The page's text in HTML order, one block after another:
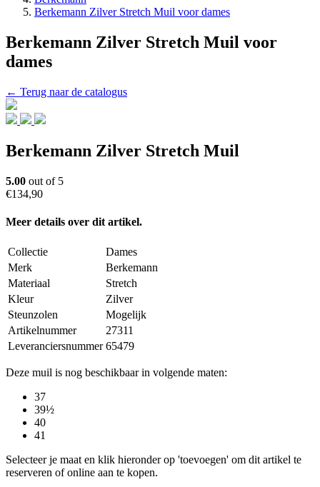
Berkemann Zilver Stretch Muil voor dames
Berkemann Zilver Stretch Muil voor
dames
← Terug naar de catalogus
Berkemann Zilver Stretch Muil
5.00 out of 5
€134,90
Meer details over dit artikel.
Collectie
Dames
Merk
Berkemann
Materiaal
Stretch
Kleur
Zilver
Steunzolen
Mogelijk
Artikelnummer
27311
Leveranciersnummer 65479
Deze muil is nog beschikbaar in volgende maten:
37
39½
40
41
Selecteer je maat en klik hieronder op 'toevoegen' om dit artikel te
reserveren of online aan te kopen.